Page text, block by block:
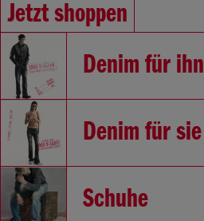
Jetzt shoppen
Denim für ihn
Denim für sie
Schuhe